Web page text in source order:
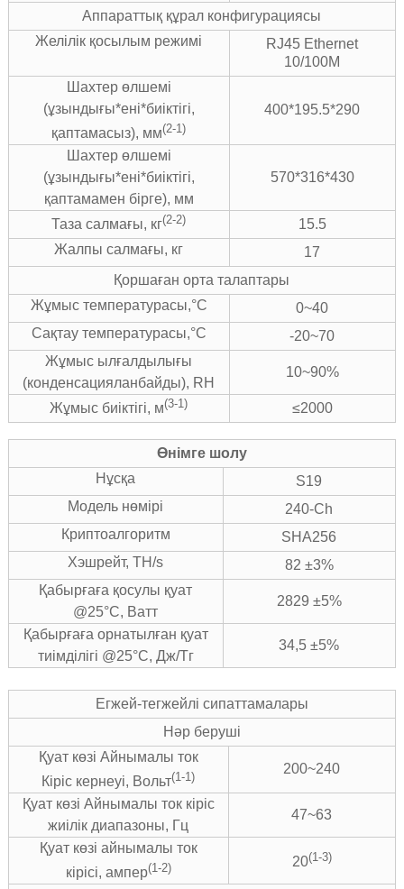
Аппараттық құрал конфигурациясы
Желілік қосылым режимі
RJ45 Ethernet
10/100M
Шахтер өлшемі
(ұзындығы*ені*биіктігі,
қаптамасыз), мм(2-1)
400*195.5*290
Шахтер өлшемі
(ұзындығы*ені*биіктігі,
қаптамамен бірге), мм
570*316*430
Таза салмағы, кг(2-2)
15.5
Жалпы салмағы, кг
17
Қоршаған орта талаптары
Жұмыс температурасы,°C
0~40
Сақтау температурасы,°C
-20~70
Жұмыс ылғалдылығы
(конденсацияланбайды), RH
10~90%
Жұмыс биіктігі, м(3-1) ≤2000
Өнімге шолу
Нұсқа
S19
Модель нөмірі
240-Ch
Криптоалгоритм
SHA256
Хэшрейт, TH/s
82 ±3%
Қабырғаға қосулы қуат
@25°C, Ватт
2829 ±5%
Қабырғаға орнатылған қуат
тиімділігі @25°C, Дж/Тг
34,5 ±5%
Егжей-тегжейлі сипаттамалары
Нәр беруші
Қуат көзі Айнымалы ток
Кіріс кернеуі, Вольт(1-1)
200~240
Қуат көзі Айнымалы ток кіріс
жиілік диапазоны, Гц
47~63
Қуат көзі айнымалы ток
кірісі, ампер(1-2) 20(1-3)